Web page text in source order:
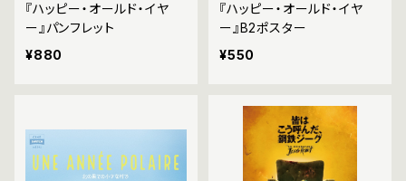
『ハッピー・オールド・イヤ
ー』パンフレット
¥880
『ハッピー・オールド・イヤ
ー』B2ポスター
¥550